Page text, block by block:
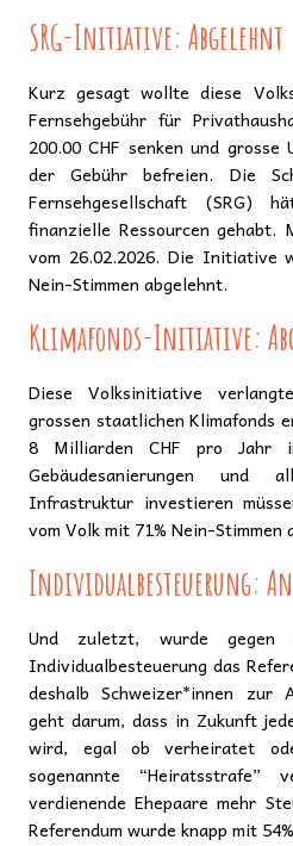
SRG-Initiative: Abgelehnt
Kurz gesagt wollte diese
Fernsehgebühr für
200.00 CHF senken und
der Gebühr befreien. Die
Fernsehgesellschaft (SRG)
finanzielle Ressourcen
vom 26.02.2026. Die Initiative
Nein-Stimmen abgelehnt.
Klimafonds-Initiative:
Diese Volksinitiative
grossen staatlichen Klimafonds
8 Milliarden CHF pro Jahr
Gebäudesanierungen und
Infrastruktur investieren
vom Volk mit 71% Nein-Stimmen
Individualbesteuerung:
Und zuletzt, wurde gegen
Individualbesteuerung das
deshalb Schweizer*innen zur
geht darum, dass in Zukunft
wird, egal ob verheiratet
sogenannte “Heiratsstrafe”
verdienende Ehepaare mehr
Referendum wurde knapp mit